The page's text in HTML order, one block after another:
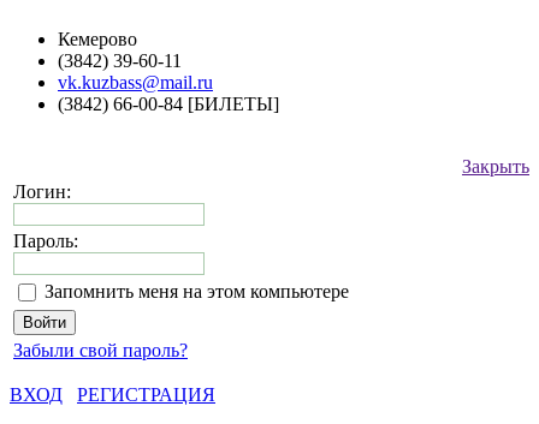
Кемерово
(3842) 39-60-11
vk.kuzbass@mail.ru
(3842) 66-00-84 [БИЛЕТЫ]
Закрыть
Логин:
Пароль:
Запомнить меня на этом компьютере
Забыли свой пароль?
ВХОД
РЕГИСТРАЦИЯ